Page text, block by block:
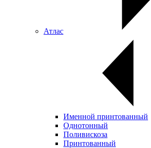
Атлас
Именной принтованный
Однотонный
Поливискоза
Принтованный